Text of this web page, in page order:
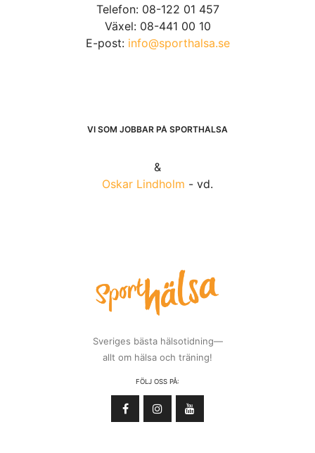
Telefon: 08-122 01 457
Växel: 08-441 00 10
E-post: info@sporthalsa.se
VI SOM JOBBAR PÅ SPORTHÄLSA
&
Oskar Lindholm - vd.
Sveriges bästa hälsotidning—
allt om hälsa och träning!
FÖLJ OSS PÅ: